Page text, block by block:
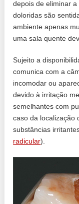
depois de eliminar
doloridas são
ambiente apenas
uma sala quente
Sujeito a
comunica com a
incomodar ou
devido à irritação
semelhantes com
caso da localização
substâncias
radicular).